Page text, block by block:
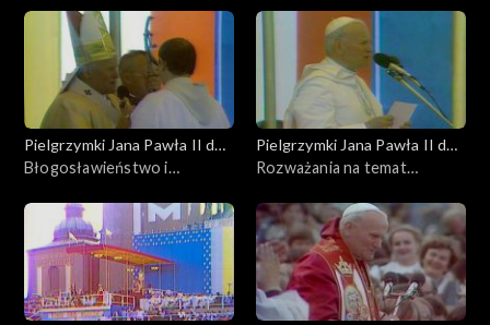
Pielgrzymki Jana Pawła II do
Polski
Błogosławieństwo i
zakonnic
Pielgrzymki Jana Pawła II do
Polski
Rozważania na temat